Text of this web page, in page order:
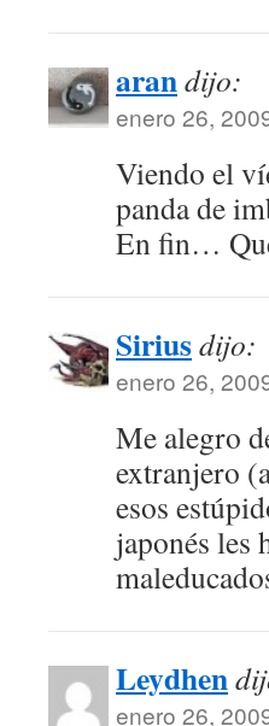
arandijo:
enero 26,
Viendo el
panda de
En fin…
Siriusdijo:
enero 26,
Me alegro
extranjero
esos
japonés les
Leydhen
enero 26,